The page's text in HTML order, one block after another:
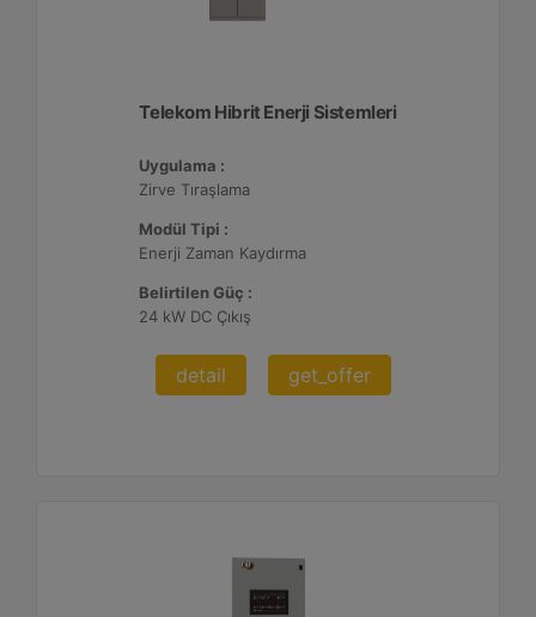
Telekom Hibrit Enerji Sistemleri
Uygulama :
Zirve Tıraşlama
Modül Tipi :
Enerji Zaman Kaydırma
Belirtilen Güç :
24 kW DC Çıkış
detail get_offer